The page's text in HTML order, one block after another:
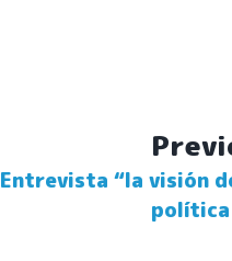
Entrevista “la visión